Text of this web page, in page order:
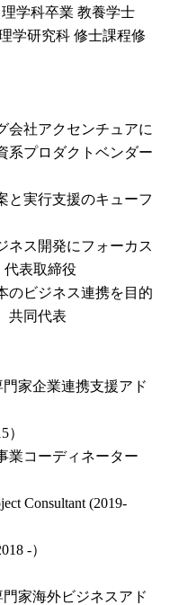
学科卒業 教養学士
学研究科 修士課程修
会社アクセンチュアに
系プロダクトベンダー
と実行支援のキューフ
ネス開発にフォーカス
代表取締役
のビジネス連携を目的
共同代表
家企業連携支援アド
業コーディネーター
Consultant (2019-
-）
家海外ビジネスアド